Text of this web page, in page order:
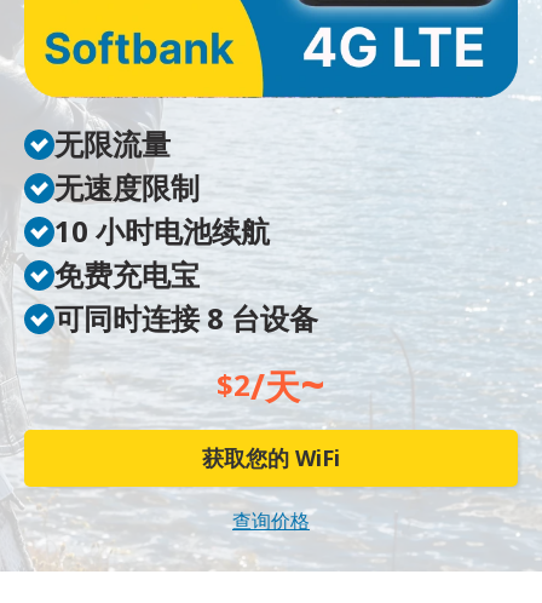
无限流量
无速度限制
10 小时电池续航
免费充电宝
可同时连接 8 台设备
$2/天~
获取您的 WiFi
查询价格